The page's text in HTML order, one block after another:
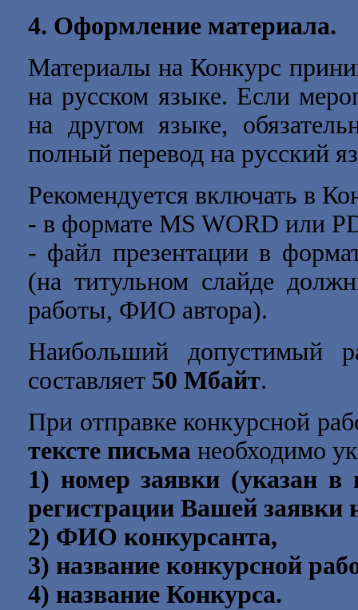
4. Оформление материала.
Материалы на Конкурс
на русском языке. Если
на другом языке,
полный перевод на русский
Рекомендуется включать в
- в формате MS WORD или
- файл презентации в
(на титульном слайде
работы, ФИО автора).
Наибольший допустимый
составляет 50 Мбайт.
При отправке конкурсной
тексте письма необходимо
1) номер заявки (указан в
регистрации Вашей заявки
2) ФИО конкурсанта,
3) название конкурсной
4) название Конкурса.